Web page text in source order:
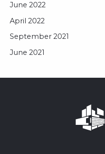
June 2022
April 2022
September 2021
June 2021